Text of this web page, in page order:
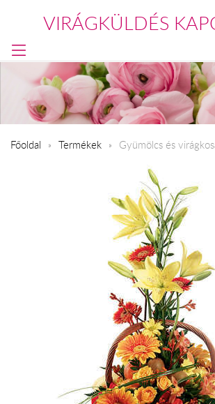
VIRÁGKÜLDÉS
Főoldal Termékek Gyümölcs és